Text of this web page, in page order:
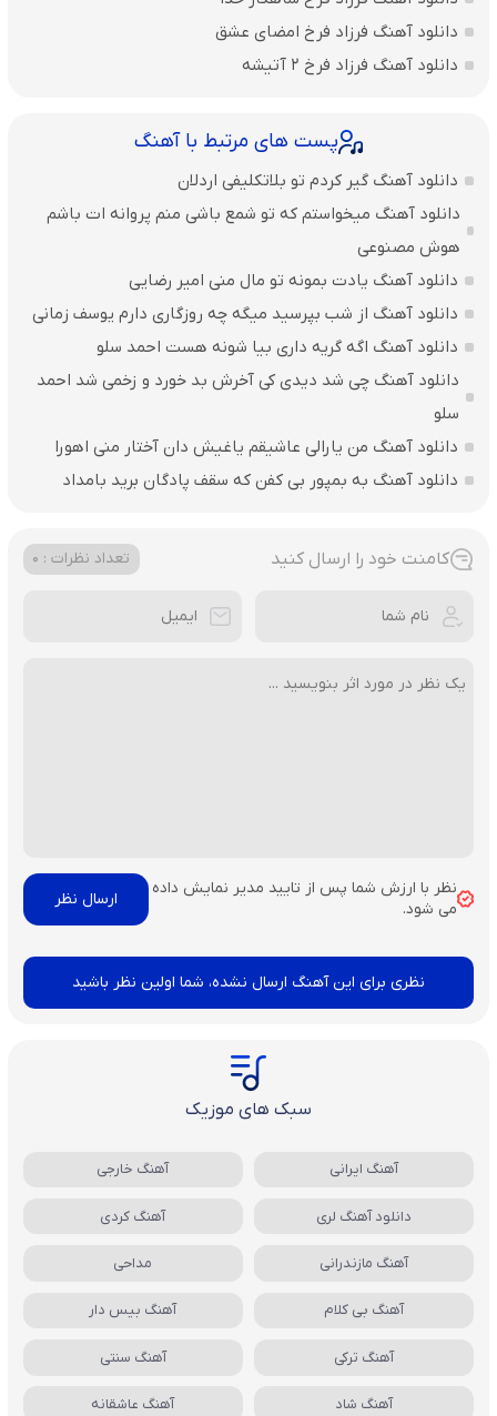
دانلود آهنگ فرزاد فرخ امضای عشق
دانلود آهنگ فرزاد فرخ ۲ آتیشه
پست های مرتبط با آهنگ
دانلود آهنگ گیر کردم تو بلاتکلیفی اردلان
دانلود آهنگ میخواستم که تو شمع باشی منم پروانه ات باشم
هوش مصنوعی
دانلود آهنگ یادت بمونه تو مال منی امیر رضایی
دانلود آهنگ از شب بپرسید میگه چه روزگاری دارم یوسف زمانی
دانلود آهنگ اگه گریه داری بیا شونه هست احمد سلو
دانلود آهنگ چی شد دیدی کی آخرش بد خورد و زخمی شد احمد
سلو
دانلود آهنگ من یارالی عاشیقم یاغیش دان آختار منی اهورا
دانلود آهنگ به بمپور بی کفن که سقف پادگان برید بامداد
کامنت خود را ارسال کنید تعداد نظرات : 0
نظر با ارزش شما پس از تایید مدیر نمایش داده
می شود.
نظری برای این آهنگ ارسال نشده، شما اولین نظر باشید
سبک های موزیک
آهنگ ایرانی آهنگ خارجی
دانلود آهنگ لری آهنگ کردی
آهنگ مازندرانی مداحی
آهنگ بی کلام آهنگ بیس دار
آهنگ ترکی آهنگ سنتی
آهنگ شاد آهنگ عاشقانه